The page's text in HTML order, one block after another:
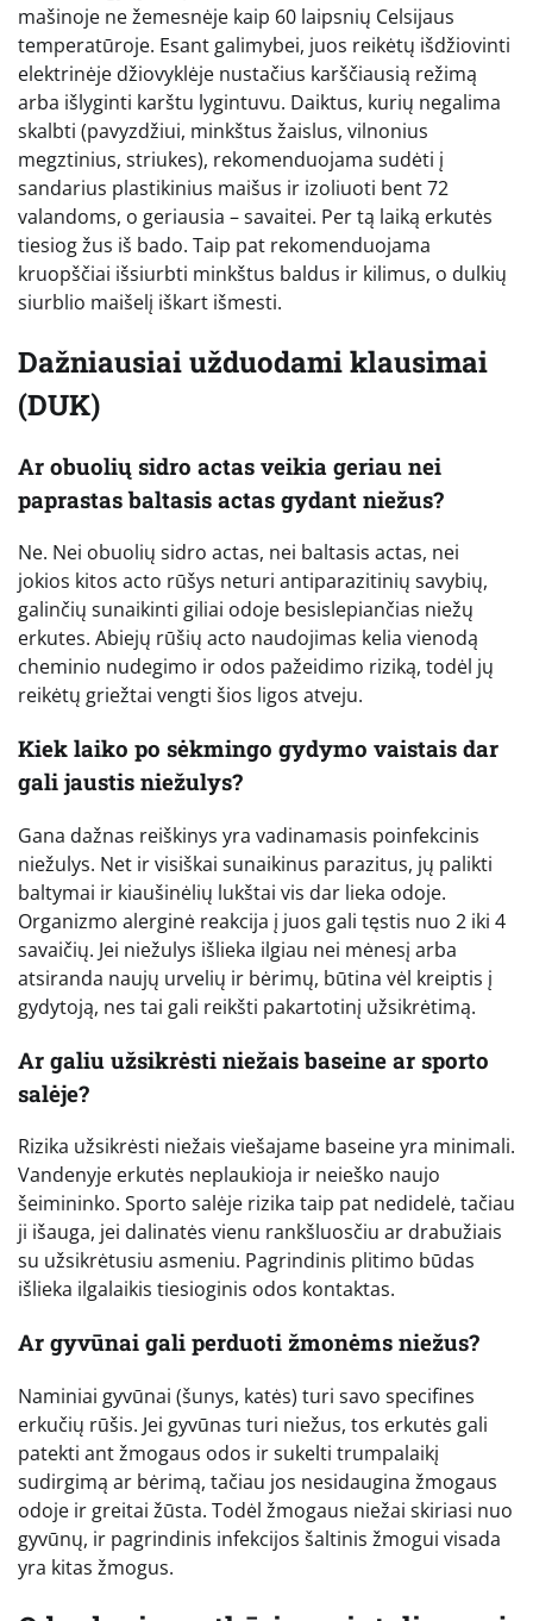
mašinoje ne žemesnėje kaip 60 laipsnių Celsijaus
temperatūroje. Esant galimybei, juos reikėtų išdžiovinti
elektrinėje džiovyklėje nustačius karščiausią režimą
arba išlyginti karštu lygintuvu. Daiktus, kurių negalima
skalbti (pavyzdžiui, minkštus žaislus, vilnonius
megztinius, striukes), rekomenduojama sudėti į
sandarius plastikinius maišus ir izoliuoti bent 72
valandoms, o geriausia – savaitei. Per tą laiką erkutės
tiesiog žus iš bado. Taip pat rekomenduojama
kruopščiai išsiurbti minkštus baldus ir kilimus, o dulkių
siurblio maišelį iškart išmesti.
Dažniausiai užduodami klausimai
(DUK)
Ar obuolių sidro actas veikia geriau nei
paprastas baltasis actas gydant niežus?
Ne. Nei obuolių sidro actas, nei baltasis actas, nei
jokios kitos acto rūšys neturi antiparazitinių savybių,
galinčių sunaikinti giliai odoje besislepiančias niežų
erkutes. Abiejų rūšių acto naudojimas kelia vienodą
cheminio nudegimo ir odos pažeidimo riziką, todėl jų
reikėtų griežtai vengti šios ligos atveju.
Kiek laiko po sėkmingo gydymo vaistais dar
gali jaustis niežulys?
Gana dažnas reiškinys yra vadinamasis poinfekcinis
niežulys. Net ir visiškai sunaikinus parazitus, jų palikti
baltymai ir kiaušinėlių lukštai vis dar lieka odoje.
Organizmo alerginė reakcija į juos gali tęstis nuo 2 iki 4
savaičių. Jei niežulys išlieka ilgiau nei mėnesį arba
atsiranda naujų urvelių ir bėrimų, būtina vėl kreiptis į
gydytoją, nes tai gali reikšti pakartotinį užsikrėtimą.
Ar galiu užsikrėsti niežais baseine ar sporto
salėje?
Rizika užsikrėsti niežais viešajame baseine yra minimali.
Vandenyje erkutės neplaukioja ir neieško naujo
šeimininko. Sporto salėje rizika taip pat nedidelė, tačiau
ji išauga, jei dalinatės vienu rankšluosčiu ar drabužiais
su užsikrėtusiu asmeniu. Pagrindinis plitimo būdas
išlieka ilgalaikis tiesioginis odos kontaktas.
Ar gyvūnai gali perduoti žmonėms niežus?
Naminiai gyvūnai (šunys, katės) turi savo specifines
erkučių rūšis. Jei gyvūnas turi niežus, tos erkutės gali
patekti ant žmogaus odos ir sukelti trumpalaikį
sudirgimą ar bėrimą, tačiau jos nesidaugina žmogaus
odoje ir greitai žūsta. Todėl žmogaus niežai skiriasi nuo
gyvūnų, ir pagrindinis infekcijos šaltinis žmogui visada
yra kitas žmogus.